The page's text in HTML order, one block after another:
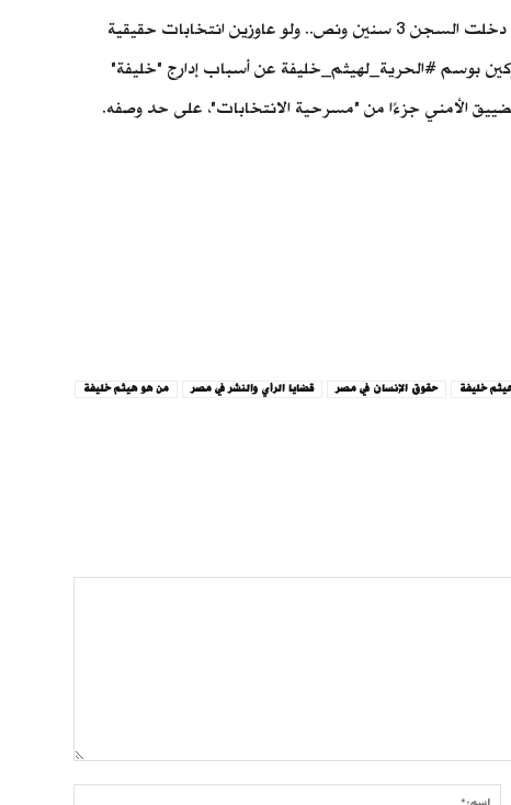
، على خبر القبض على "خليفة" عبر "فيسبوك" قائلًا: "آخر مرة أخدت موضوع الانتخابات بجدية دخلت السجن 3 سنين ونص.. ولو عاوزين انتخابات حقيقية
بوسم #الحرية_لهيثم_خليفة عن أسباب إدارج "خليفة"
الأمني جزءًا من "مسرحية الانتخابات"، على حد وصفه.
خليفة حقوق الإنسان في مصر قضايا الرأي والنشر في مصر من هو هيثم خليفة